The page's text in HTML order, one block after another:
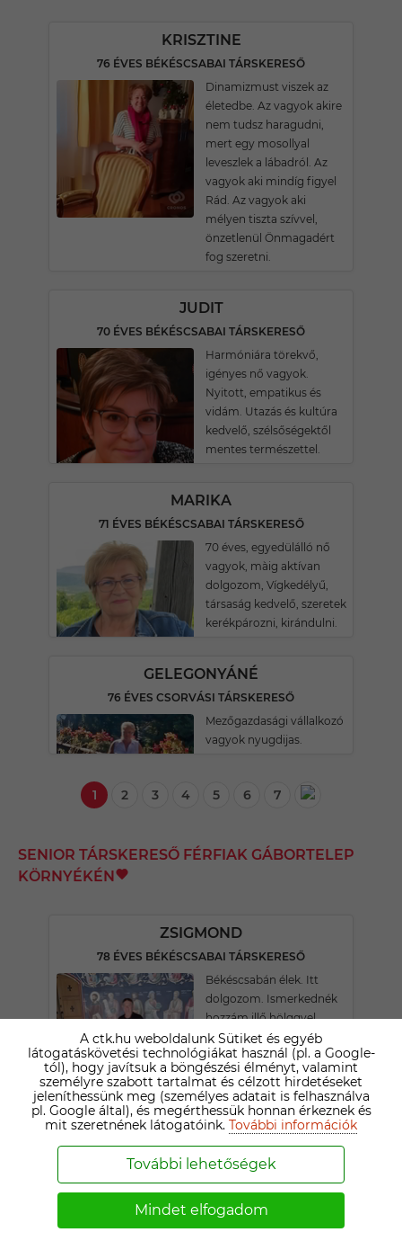
KRISZTINE
76 ÉVES BÉKÉSCSABAI TÁRSKERESŐ
Dinamizmust viszek az
életedbe. Az vagyok akire
nem tudsz haragudni,
mert egy mosollyal
leveszlek a lábadról. Az
vagyok aki mindíg figyel
Rád. Az vagyok aki
mélyen tiszta szívvel,
önzetlenül Önmagadért
fog szeretni.
JUDIT
70 ÉVES BÉKÉSCSABAI TÁRSKERESŐ
Harmóniára törekvő,
igényes nő vagyok.
Nyitott, empatikus és
vidám. Utazás és kultúra
kedvelő, szélsőségektől
mentes természettel.
MARIKA
71 ÉVES BÉKÉSCSABAI TÁRSKERESŐ
70 éves, egyedülálló nő
vagyok, màig aktívan
dolgozom, Vígkedélyű,
társaság kedvelő, szeretek
kerékpározni, kirándulni.
GELEGONYÁNÉ
76 ÉVES CSORVÁSI TÁRSKERESŐ
Mezőgazdasági vállalkozó
vagyok nyugdijas.
1 2 3 4 5 6 7
SENIOR TÁRSKERESŐ FÉRFIAK GÁBORTELEP
KÖRNYÉKÉN
ZSIGMOND
78 ÉVES BÉKÉSCSABAI TÁRSKERESŐ
Békéscsabán élek. Itt
dolgozom. Ismerkednék
hozzám illő hölggyel.
Tartós kapcsolat céljából.
FERENC
82 ÉVES MEDGYESBODZÁSI TÁRSKERESŐ
Kézcsókom a Kedves
vagyok,egyszerű,csöndes
ember vagyok! Önellátó
életmódra rendezkedtem
be! Társam és párom
A ctk.hu weboldalunk Sütiket és egyéb
látogatáskövetési technológiákat használ (pl. a Google-
tól), hogy javítsuk a böngészési élményt, valamint
személyre szabott tartalmat és célzott hirdetéseket
jeleníthessünk meg (személyes adatait is felhasználva
pl. Google által), és megérthessük honnan érkeznek és
mit szeretnének látogatóink. További információk
További lehetőségek
Mindet elfogadom